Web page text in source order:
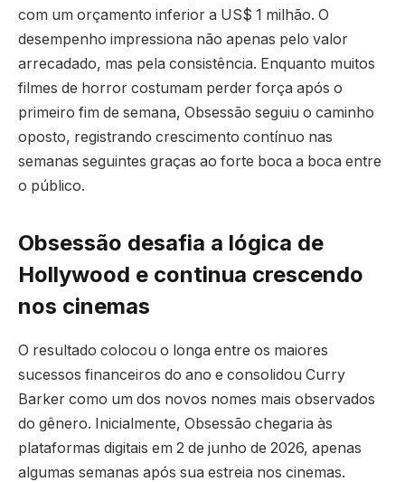
com um orçamento inferior a US$ 1 milhão. O
desempenho impressiona não apenas pelo valor
arrecadado, mas pela consistência. Enquanto muitos
filmes de horror costumam perder força após o
primeiro fim de semana, Obsessão seguiu o caminho
oposto, registrando crescimento contínuo nas
semanas seguintes graças ao forte boca a boca entre
o público.
Obsessão desafia a lógica de
Hollywood e continua crescendo
nos cinemas
O resultado colocou o longa entre os maiores
sucessos financeiros do ano e consolidou Curry
Barker como um dos novos nomes mais observados
do gênero. Inicialmente, Obsessão chegaria às
plataformas digitais em 2 de junho de 2026, apenas
algumas semanas após sua estreia nos cinemas.